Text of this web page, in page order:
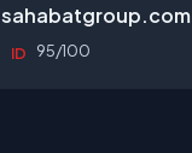
sahabatgroup.com
ID 95/100